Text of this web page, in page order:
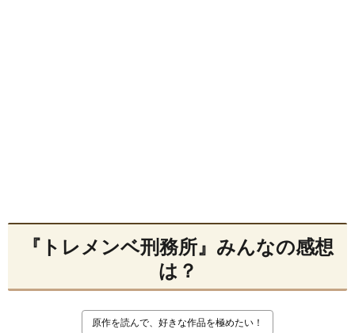
『トレメンベ刑務所』みんなの感想
は？
原作を読んで、好きな作品を極めたい！